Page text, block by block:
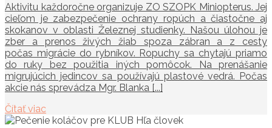
Aktivitu každoročne organizuje ZO SZOPK Miniopterus. Jej
cieľom je zabezpečenie ochrany ropúch a čiastočne aj
skokanov v oblasti Železnej studienky. Našou úlohou je
zber a prenos živých žiab spoza zábran a z cesty
počas migrácie do rybníkov. Ropuchy sa chytajú priamo
do ruky bez použitia iných pomôcok. Na prenášanie
migrujúcich jedincov sa používajú plastové vedrá. Počas
akcie nás sprevádza Mgr. Blanka [...]
Čítať viac